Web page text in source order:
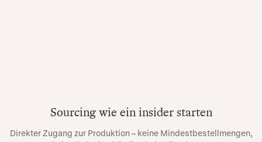
Sourcing wie ein insider starten
Direkter Zugang zur Produktion – keine Mindestbestellmengen,